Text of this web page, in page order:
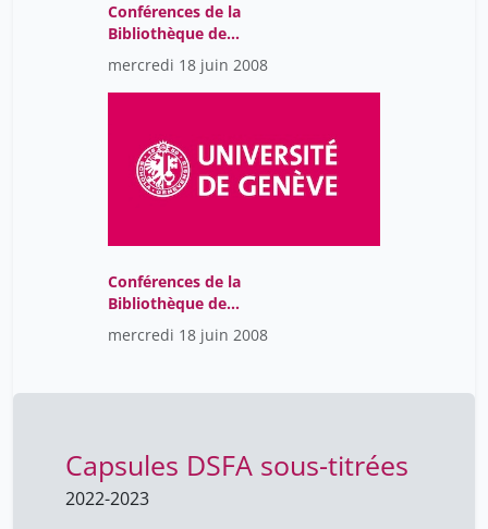
Conférences de la
Bibliothèque de
l’Université de Genève
2018
mercredi 18 juin 2008
Conférences de la
Bibliothèque de
l’Université de Genève
2018
mercredi 18 juin 2008
Capsules DSFA sous-titrées
2022-2023